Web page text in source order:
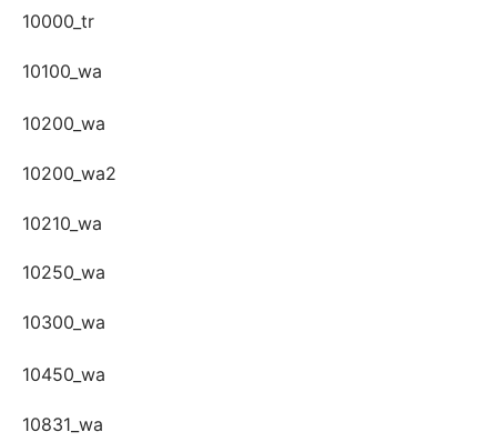
10000_tr
10100_wa
10200_wa
10200_wa2
10210_wa
10250_wa
10300_wa
10450_wa
10831_wa